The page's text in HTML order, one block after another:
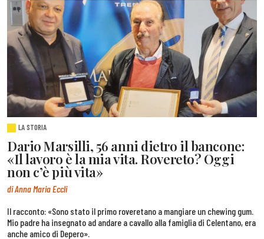
LA STORIA
Dario Marsilli, 56 anni dietro il bancone:
«Il lavoro è la mia vita. Rovereto? Oggi
non c’è più vita»
di Anna Maria Eccli
Il racconto: «Sono stato il primo roveretano a mangiare un chewing gum.
Mio padre ha insegnato ad andare a cavallo alla famiglia di Celentano, era
anche amico di Depero».